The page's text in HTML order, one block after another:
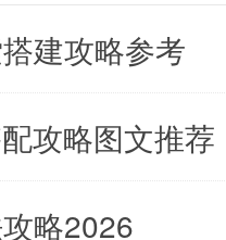
建攻略参考
攻略图文推荐
略2026